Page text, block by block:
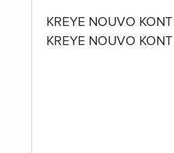
KREYE NOUVO
KREYE NOUVO